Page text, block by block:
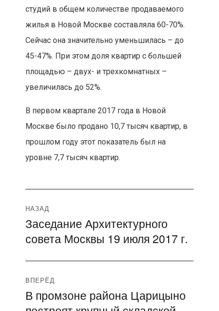
студий в общем количестве продаваемого
жилья в Новой Москве составляла 60-70%.
Сейчас она значительно уменьшилась – до
45-47%. При этом доля квартир с большей
площадью – двух- и трехкомнатных –
увеличилась до 52%.
В первом квартале 2017 года в Новой
Москве было продано 10,7 тысяч квартир, в
прошлом году этот показатель был на
уровне 7,7 тысяч квартир.
Навигация
по
НАЗАД
Предыдущая
запись:
Заседание Архитектурного
совета Москвы 19 июля 2017 г.
ВПЕРЁД
Следующая
запись:
В промзоне района Царицыно